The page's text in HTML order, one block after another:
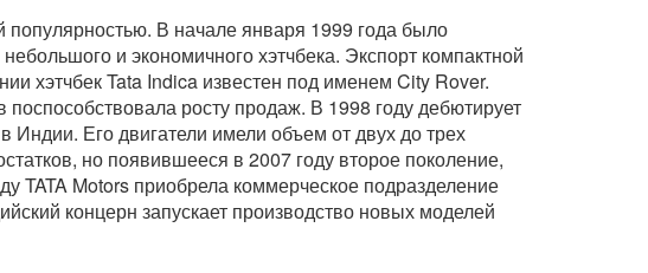
В начале января 1999 года было
и экономичного хэтчбека. Экспорт компактной
хэтчбек Tata Indica известен под именем City Rover.
росту продаж. В 1998 году дебютирует
Его двигатели имели объем от двух до трех
но появившееся в 2007 году второе поколение,
TATA Motors приобрела коммерческое подразделение
концерн запускает производство новых моделей